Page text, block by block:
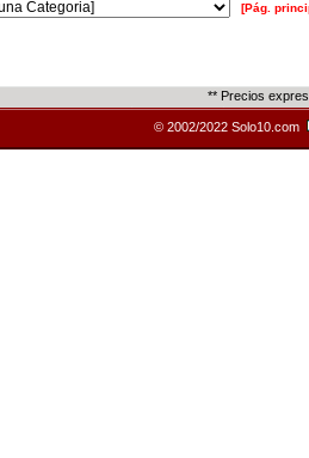
[Pág.
** Precios
© 2002/2022 Solo10.com